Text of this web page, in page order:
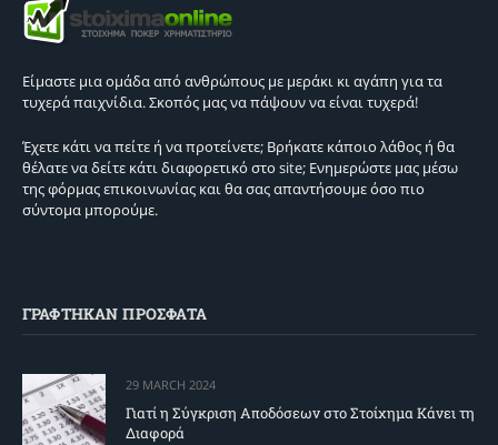
Είμαστε μια ομάδα από ανθρώπους με μεράκι κι αγάπη για τα
τυχερά παιχνίδια. Σκοπός μας να πάψουν να είναι τυχερά!
Έχετε κάτι να πείτε ή να προτείνετε; Βρήκατε κάποιο λάθος ή θα
θέλατε να δείτε κάτι διαφορετικό στο site; Ενημερώστε μας μέσω
της φόρμας επικοινωνίας και θα σας απαντήσουμε όσο πιο
σύντομα μπορούμε.
ΓΡΑΦΤΗΚΑΝ ΠΡΟΣΦΑΤΑ
29 MARCH 2024
Γιατί η Σύγκριση Αποδόσεων στο Στοίχημα Κάνει τη
Διαφορά